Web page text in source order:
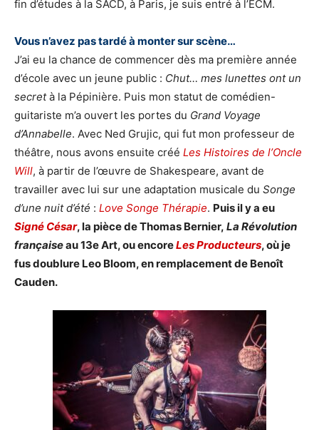
fin d’études à la SACD, à Paris, je suis entré à l’ECM.
Vous n’avez pas tardé à monter sur scène…
J’ai eu la chance de commencer dès ma première année
d’école avec un jeune public : Chut… mes lunettes ont un
secretà la Pépinière. Puis mon statut de comédien-
guitariste m’a ouvert les portes du Grand Voyage
d’Annabelle. Avec Ned Grujic, qui fut mon professeur de
théâtre, nous avons ensuite créé Les Histoires de l’Oncle
Will, à partir de l’œuvre de Shakespeare, avant de
travailler avec lui sur une adaptation musicale du Songe
d’une nuit d’été : Love Songe Thérapie. Puis il y a eu
Signé César, la pièce de Thomas Bernier, La Révolution
françaiseau 13e Art, ou encoreLes Producteurs, où je
fus doublure Leo Bloom, en remplacement de Benoît
Cauden.